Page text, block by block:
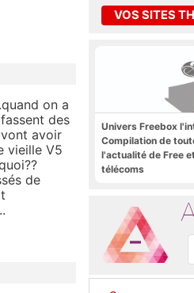
on a
des
avoir
vieille V5
de
VOS SITES
Univers Freebox
Compilation de
l'actualité de Free
télécoms